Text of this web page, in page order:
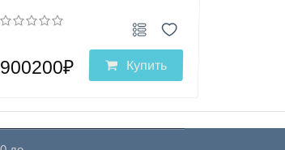
900200₽ Купить